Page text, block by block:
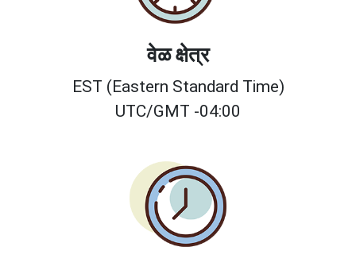
वेळ क्षेत्र
EST (Eastern Standard Time)
UTC/GMT -04:00